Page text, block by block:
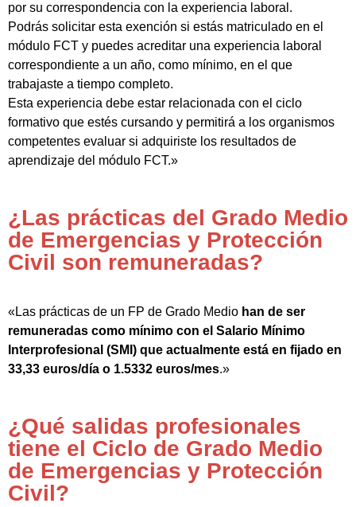
por su correspondencia con la experiencia laboral.
Podrás solicitar esta exención si estás matriculado en el
módulo FCT y puedes acreditar una experiencia laboral
correspondiente a un año, como mínimo, en el que
trabajaste a tiempo completo.
Esta experiencia debe estar relacionada con el ciclo
formativo que estés cursando y permitirá a los organismos
competentes evaluar si adquiriste los resultados de
aprendizaje del módulo FCT.»
¿Las prácticas del Grado Medio
de Emergencias y Protección
Civil son remuneradas?
«Las prácticas de un FP de Grado Medio han de ser
remuneradas como mínimo con el Salario Mínimo
Interprofesional (SMI) que actualmente está en fijado en
33,33 euros/día o 1.5332 euros/mes.»
¿Qué salidas profesionales
tiene el Ciclo de Grado Medio
de Emergencias y Protección
Civil?